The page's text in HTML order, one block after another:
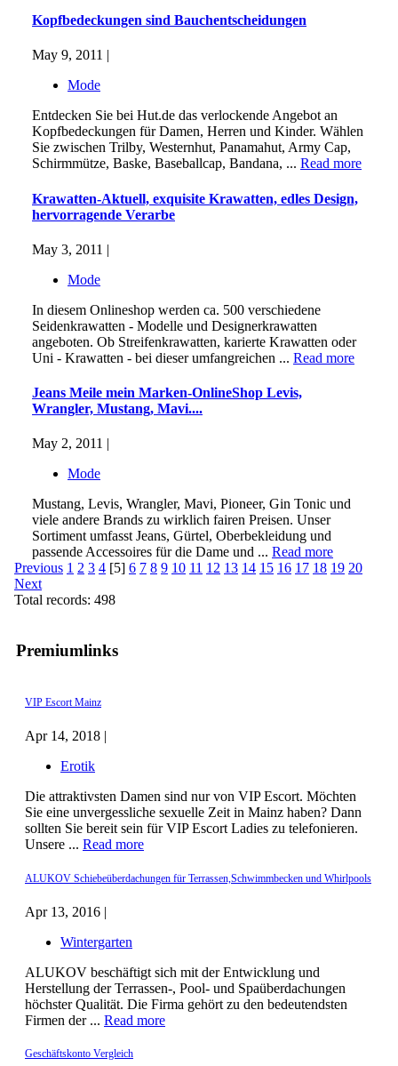
Premiumlinks
VIP Escort Mainz
Apr 14, 2018 |
Erotik
Die attraktivsten Damen sind nur von VIP Escort. Möchten
Sie eine unvergessliche sexuelle Zeit in Mainz haben? Dann
sollten Sie bereit sein für VIP Escort Ladies zu telefonieren.
Unsere ... Read more
ALUKOV Schiebeüberdachungen für Terrassen,Schwimmbecken und Whirlpools
Apr 13, 2016 |
Wintergarten
ALUKOV beschäftigt sich mit der Entwicklung und
Herstellung der Terrassen-, Pool- und Spaüberdachungen
höchster Qualität. Die Firma gehört zu den bedeutendsten
Firmen der ... Read more
Geschäftskonto Vergleich
Kopfbedeckungen sind Bauchentscheidungen
May 9, 2011 |
Mode
Entdecken Sie bei Hut.de das verlockende Angebot an
Kopfbedeckungen für Damen, Herren und Kinder. Wählen
Sie zwischen Trilby, Westernhut, Panamahut, Army Cap,
Schirmmütze, Baske, Baseballcap, Bandana, ... Read more
Krawatten-Aktuell, exquisite Krawatten, edles Design,
hervorragende Verarbe
May 3, 2011 |
Mode
In diesem Onlineshop werden ca. 500 verschiedene
Seidenkrawatten - Modelle und Designerkrawatten
angeboten. Ob Streifenkrawatten, karierte Krawatten oder
Uni - Krawatten - bei dieser umfangreichen ... Read more
Jeans Meile mein Marken-OnlineShop Levis,
Wrangler, Mustang, Mavi....
May 2, 2011 |
Mode
Mustang, Levis, Wrangler, Mavi, Pioneer, Gin Tonic und
viele andere Brands zu wirklich fairen Preisen. Unser
Sortiment umfasst Jeans, Gürtel, Oberbekleidung und
passende Accessoires für die Dame und ... Read more
Previous 1 2 3 4 [5] 6 7 8 9 10 11 12 13 14 15 16 17 18 19 20
Next
Total records: 498